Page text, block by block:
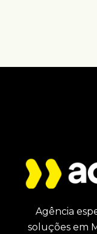
Agência
soluções em